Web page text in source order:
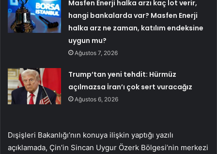
Masfen Enerji halka arzı kaç lot verir,
hangi bankalarda var? Masfen Enerji
halka arz ne zaman, katılım endeksine
uygun mu?
Ağustos 7, 2026
Trump’tan yeni tehdit: Hürmüz
açılmazsa İran’ı çok sert vuracağız
Ağustos 6, 2026
Dışişleri Bakanlığı’nın konuya ilişkin yaptığı yazılı
açıklamada, Çin’in Sincan Uygur Özerk Bölgesi’nin merkezi